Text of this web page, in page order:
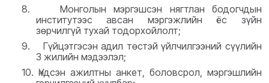
8.
Монголын мэргэшсэн нягтлан бодогчдын
институтээс авсан мэргэжлийн ёс зүйн
зөрчилгүй тухай тодорхойлолт;
9.
Гүйцэтгэсэн адил төстэй үйлчилгээний сүүлийн
3 жилийн мэдээлэл;
10. Үндсэн ажилтны анкет, боловсрол, мэргэшлийн